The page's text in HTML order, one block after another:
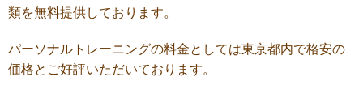
類を無料提供しております。
パーソナルトレーニングの料金としては東京都内で格安の
価格とご好評いただいております。